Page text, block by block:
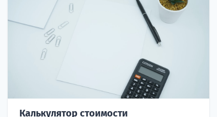
Калькулятор стоимости